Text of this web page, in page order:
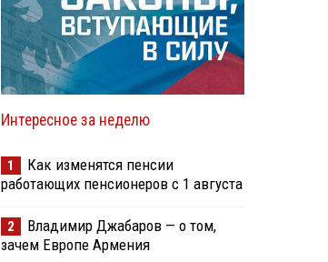
Интересное за неделю
1
Как изменятся пенсии
работающих пенсионеров с 1 августа
2
Владимир Джабаров — о том,
зачем Европе Армения